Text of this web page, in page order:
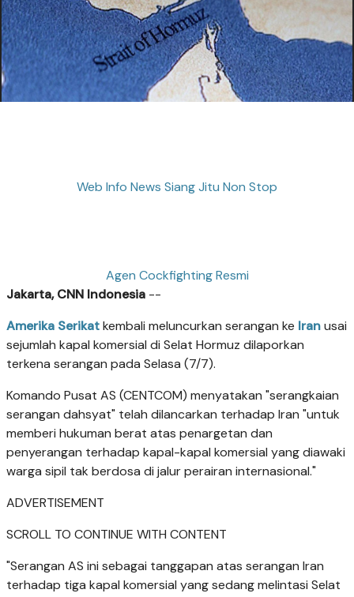
Web Info News Siang Jitu Non Stop
Agen Cockfighting Resmi
Jakarta, CNN Indonesia --
Amerika Serikatkembali meluncurkan serangan ke Iranusai
sejumlah kapal komersial di Selat Hormuz dilaporkan
terkena serangan pada Selasa (7/7).
Komando Pusat AS (CENTCOM) menyatakan "serangkaian
serangan dahsyat" telah dilancarkan terhadap Iran "untuk
memberi hukuman berat atas penargetan dan
penyerangan terhadap kapal-kapal komersial yang diawaki
warga sipil tak berdosa di jalur perairan internasional."
ADVERTISEMENT
SCROLL TO CONTINUE WITH CONTENT
"Serangan AS ini sebagai tanggapan atas serangan Iran
terhadap tiga kapal komersial yang sedang melintasi Selat